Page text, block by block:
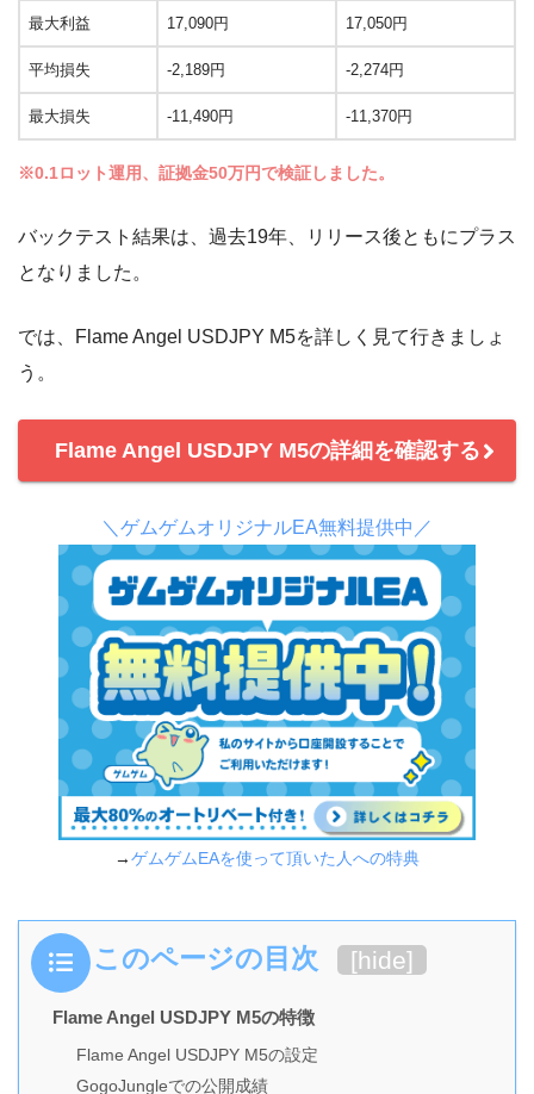
最大利益 17,090円 17,050円
平均損失 -2,189円 -2,274円
最大損失 -11,490円 -11,370円
※0.1ロット運用、証拠金50万円で検証しました。
バックテスト結果は、過去19年、リリース後ともにプラス
となりました。
では、Flame Angel USDJPY M5を詳しく見て行きましょ
う。
Flame Angel USDJPY M5の詳細を確認する
＼ゲムゲムオリジナルEA無料提供中／
→ゲムゲムEAを使って頂いた人への特典
このページの目次 [hide]
Flame Angel USDJPY M5の特徴
Flame Angel USDJPY M5の設定
GogoJungleでの公開成績